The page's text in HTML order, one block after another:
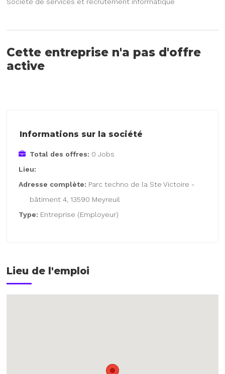
Cette entreprise n'a pas d'offre
active
Informations sur la société
Total des offres: 0 Jobs
Lieu:
Adresse complète: Parc techno de la Ste Victoire -
bâtiment 4, 13590 Meyreuil
Type: Entreprise (Employeur)
Lieu de l'emploi